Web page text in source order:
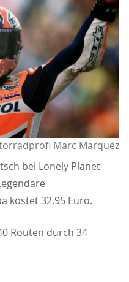
Marc Marquéz
bei Lonely Planet
kostet 32.95 Euro.
Routen durch 34